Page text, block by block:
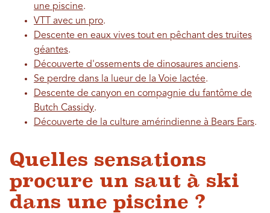
une piscine.
VTT avec un pro.
Descente en eaux vives tout en pêchant des truites
géantes.
Découverte d'ossements de dinosaures anciens.
Se perdre dans la lueur de la Voie lactée.
Descente de canyon en compagnie du fantôme de
Butch Cassidy.
Découverte de la culture amérindienne à Bears Ears.
Quelles sensations
procure un saut à ski
dans une piscine ?